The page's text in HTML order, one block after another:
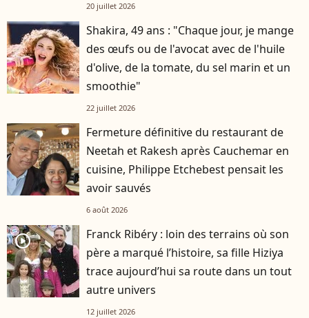
20 juillet 2026
Shakira, 49 ans : "Chaque jour, je mange
des œufs ou de l'avocat avec de l'huile
d'olive, de la tomate, du sel marin et un
smoothie"
22 juillet 2026
Fermeture définitive du restaurant de
Neetah et Rakesh après Cauchemar en
cuisine, Philippe Etchebest pensait les
avoir sauvés
6 août 2026
player2
Franck Ribéry : loin des terrains où son
père a marqué l’histoire, sa fille Hiziya
trace aujourd’hui sa route dans un tout
autre univers
12 juillet 2026